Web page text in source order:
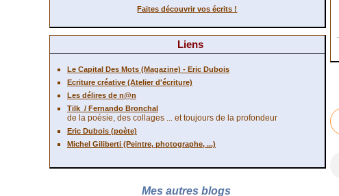
Faites découvrir vos écrits !
Liens
Le Capital Des Mots (Magazine) - Eric Dubois
Ecriture créative (Atelier d'écriture)
Les délires de n@n
Tilk / Fernando Bronchal
de la poésie, des collages ... et toujours de la profondeur
Eric Dubois (poète)
Michel Giliberti (Peintre, photographe, ...)
Mes autres blogs